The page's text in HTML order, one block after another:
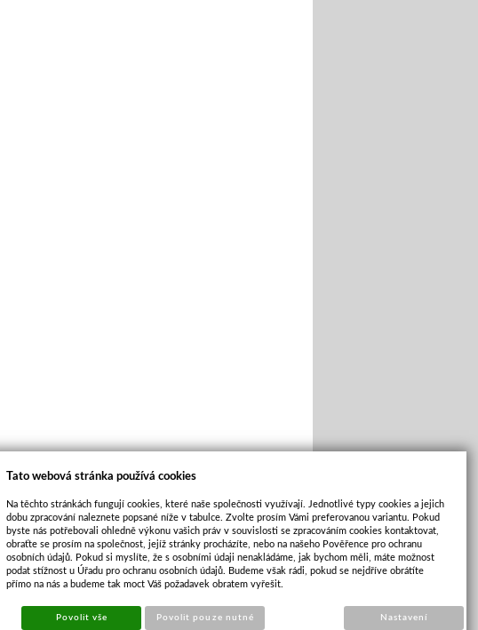
Cookies|Sunlight systems- tvorba e-shopů
Tato webová stránka používá cookies
Na těchto stránkách fungují cookies, které naše společnosti využívají. Jednotlivé typy cookies a jejich
dobu zpracování naleznete popsané níže v tabulce. Zvolte prosím Vámi preferovanou variantu. Pokud
byste nás potřebovali ohledně výkonu vašich práv v souvislosti se zpracováním cookies kontaktovat,
obraťte se prosím na společnost, jejíž stránky procházíte, nebo na našeho Pověřence pro ochranu
osobních údajů. Pokud si myslíte, že s osobními údaji nenakládáme, jak bychom měli, máte možnost
podat stížnost u Úřadu pro ochranu osobních údajů. Budeme však rádi, pokud se nejdříve obrátíte
přímo na nás a budeme tak moct Váš požadavek obratem vyřešit.
Povolit vše Povolit pouze nutné Nastavení